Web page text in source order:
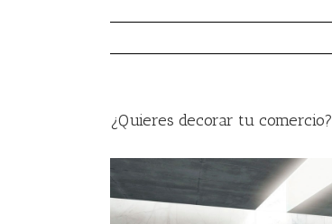
¿Quieres decorar tu comercio?